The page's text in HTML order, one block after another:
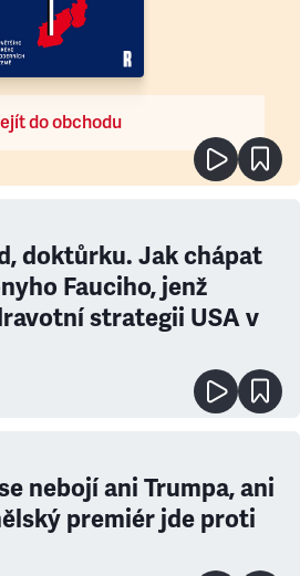
do obchodu
doktůrku. Jak chápat
Fauciho, jenž
strategii USA v
nebojí ani Trumpa, ani
premiér jde proti